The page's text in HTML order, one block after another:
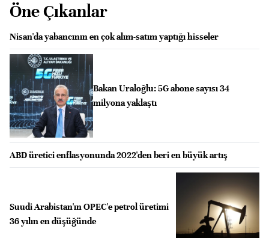
Öne Çıkanlar
Nisan'da yabancının en çok alım-satım yaptığı hisseler
Bakan Uraloğlu: 5G abone sayısı 34
milyona yaklaştı
ABD üretici enflasyonunda 2022'den beri en büyük artış
Suudi Arabistan'ın OPEC'e petrol üretimi
36 yılın en düşüğünde